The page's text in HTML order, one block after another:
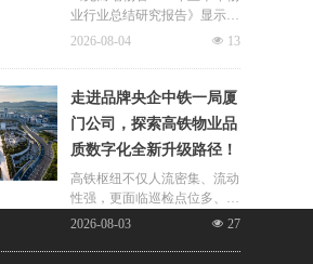
业行业总结研究报告》显示，
新房交付规模持续收缩，存量
最大课题。以上海为标杆，全
国超16座城市落地团购物业、
连片治理、政企协同新模式，
破解小区体量小、收费低、运
营亏损、无人接管难题。
넶 13
2026-08-04
走进品牌央企中铁一局厦
门公司，探索高铁物业品
质数字化全新升级路径！
高铁枢纽不仅人流密集、流动
性强，更面临巡检点位多、频
次高、覆盖广、标准严等多重
厦门公司的实际运营情况，为
넶 27
2026-08-03